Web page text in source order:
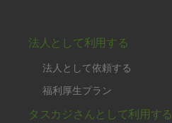
法人として利用する
法人として依頼する
福利厚生プラン
タスカジさんとして利用する